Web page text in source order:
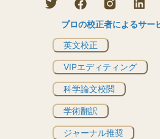
プロの校正者によるサー
英文校正
VIPエディティング
科学論文校閲
学術翻訳
ジャーナル推奨